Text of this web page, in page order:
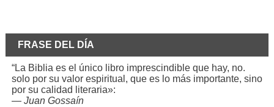
FRASE DEL DÍA
“La Biblia es el único libro imprescindible que hay, no.
solo por su valor espiritual, que es lo más importante, sino
por su calidad literaria»:
— Juan Gossaín